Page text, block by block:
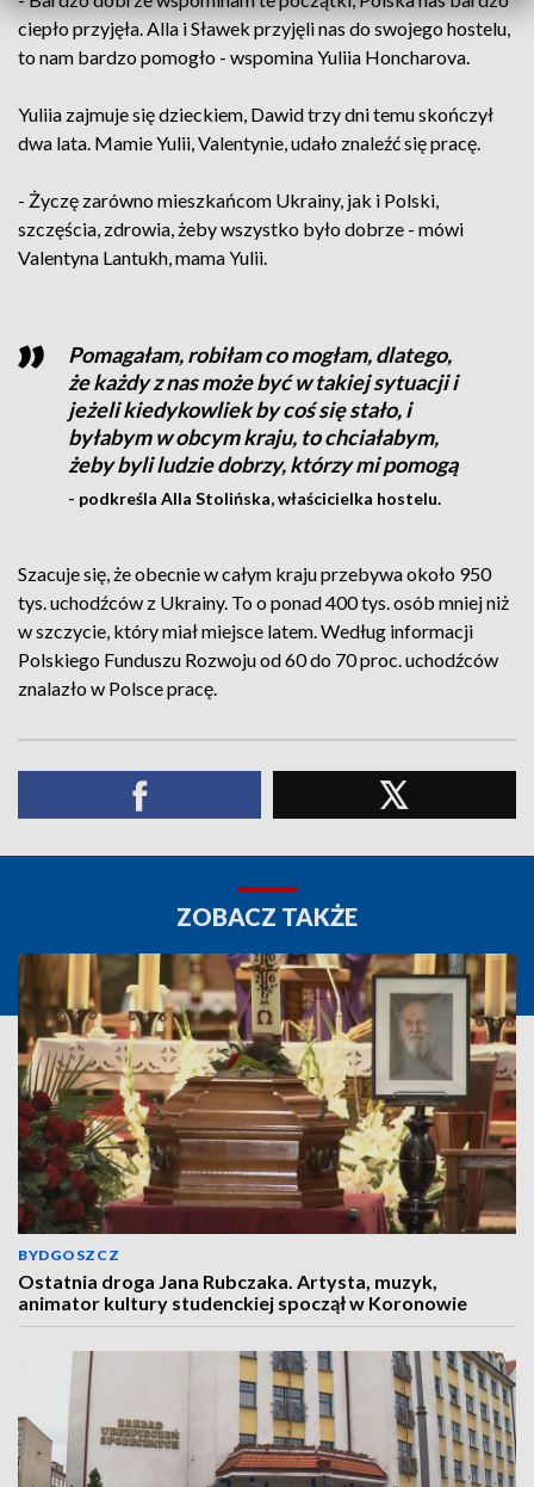
ciepło przyjęła. Alla i Sławek przyjęli nas do swojego hostelu,
to nam bardzo pomogło - wspomina Yuliia Honcharova.
Yuliia zajmuje się dzieckiem, Dawid trzy dni temu skończył
dwa lata. Mamie Yulii, Valentynie, udało znaleźć się pracę.
- Życzę zarówno mieszkańcom Ukrainy, jak i Polski,
szczęścia, zdrowia, żeby wszystko było dobrze - mówi
Valentyna Lantukh, mama Yulii.
Pomagałam, robiłam co mogłam, dlatego,
że każdy z nas może być w takiej sytuacji i
jeżeli kiedykowliek by coś się stało, i
byłabym w obcym kraju, to chciałabym,
żeby byli ludzie dobrzy, którzy mi pomogą
- podkreśla Alla Stolińska, właścicielka hostelu.
Szacuje się, że obecnie w całym kraju przebywa około 950
tys. uchodźców z Ukrainy. To o ponad 400 tys. osób mniej niż
w szczycie, który miał miejsce latem. Według informacji
Polskiego Funduszu Rozwoju od 60 do 70 proc. uchodźców
znalazło w Polsce pracę.
ZOBACZ TAKŻE
BYDGOSZCZ
Ostatnia droga Jana Rubczaka. Artysta, muzyk,
animator kultury studenckiej spoczął w Koronowie